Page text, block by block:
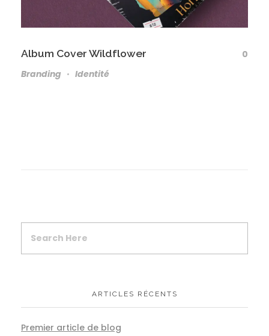
Album Cover Wildflower
0
Branding
Identité
ARTICLES RÉCENTS
Premier article de blog